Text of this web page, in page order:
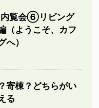
内覧会⑥リビング
（ようこそ、カフ
へ）
寄棟？どちらがい
る